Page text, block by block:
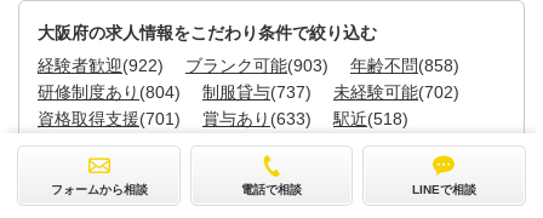
大阪府の求人情報をこだわり条件で絞り込む
経験者歓迎(922) ブランク可能(903) 年齢不問(858)
研修制度あり (804) 制服貸与(737) 未経験可能(702)
資格取得支援(701) 賞与あり (633) 駅近(518)
週休２日(474) 車通勤可(437) 扶養内可(348)
WワークOK
退職金あり(306) 有給休暇推奨(269)
無資格可能(210) 日勤常勤可能(188) 夜勤専従(183)
フォームから相談 電話で相談 LINEで相談